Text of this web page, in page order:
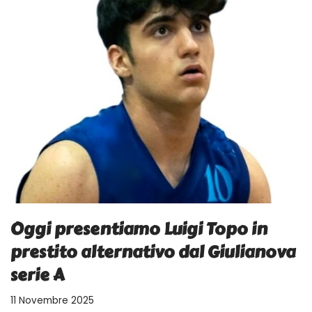
Oggi presentiamo Luigi Topo in
prestito alternativo dal Giulianova
serie A
11 Novembre 2025